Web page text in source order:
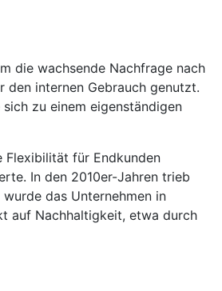
die wachsende Nachfrage nach
internen Gebrauch genutzt.
zu einem eigenständigen
für Endkunden
In den 2010er-Jahren trieb
das Unternehmen in
auf Nachhaltigkeit, etwa durch